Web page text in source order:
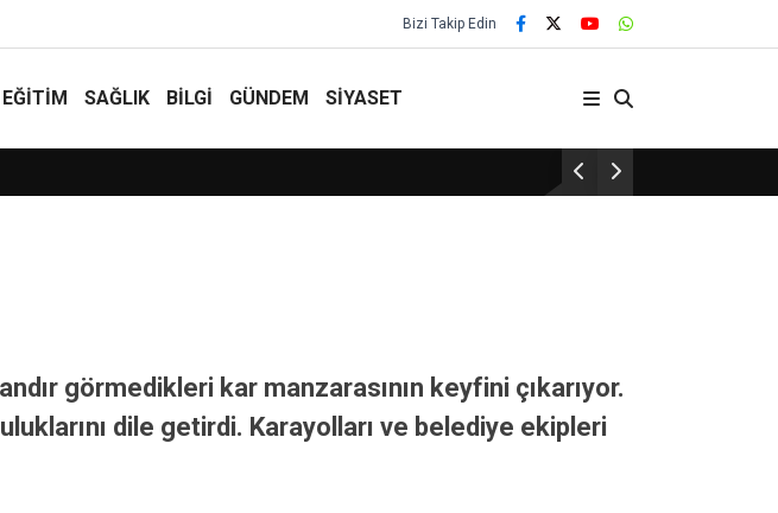
Bizi Takip Edin
EĞİTİM SAĞLIK BİLGİ GÜNDEM SİYASET
görmedikleri kar manzarasının keyfini çıkarıyor.
dile getirdi. Karayolları ve belediye ekipleri